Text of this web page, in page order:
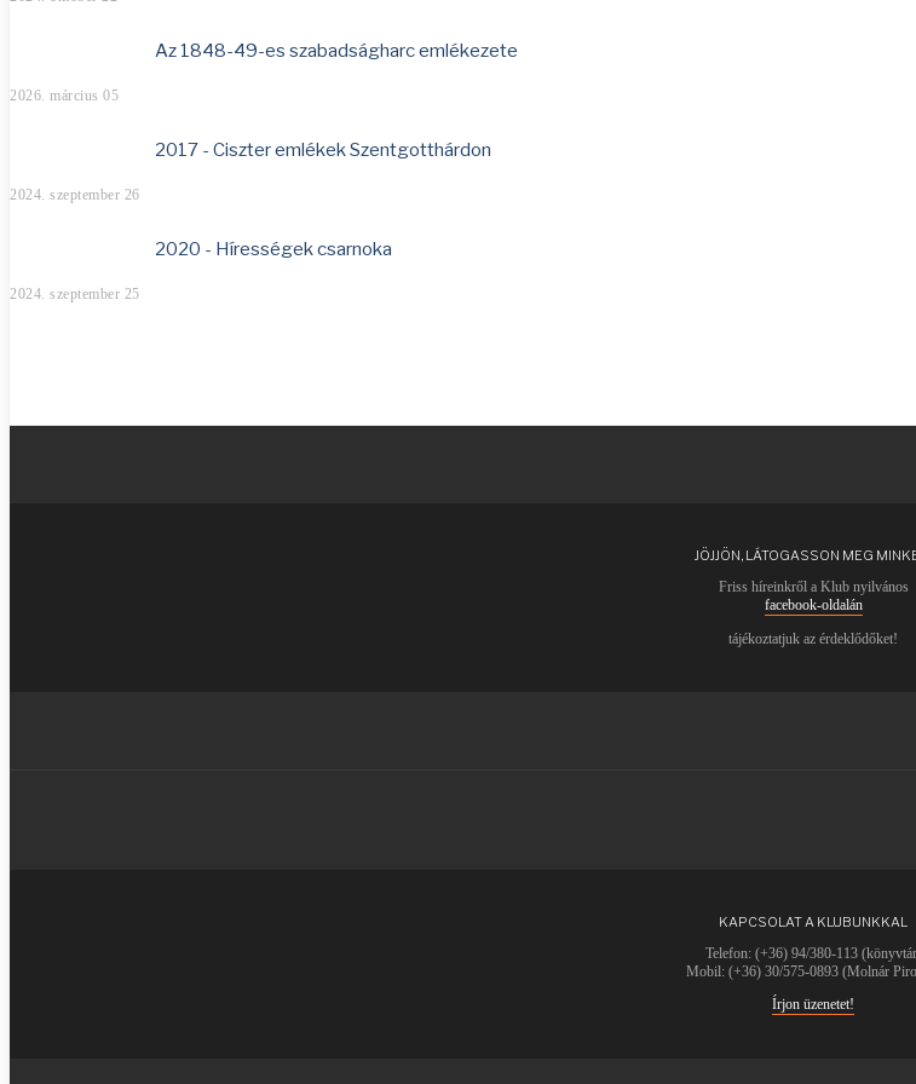
Az 1848-49-es szabadságharc emlékezete
2026. március 05
2017 - Ciszter emlékek Szentgotthárdon
2024. szeptember 26
2020 - Hírességek csarnoka
2024. szeptember 25
JÖJJÖN, LÁTOGASSON MEG
Friss híreinkről a Klub nyilvános
facebook-oldalán
tájékoztatjuk az érdeklődőket!
KAPCSOLAT A KLUBUNKKAL
Telefon: (+36) 94/380-113
Mobil: (+36) 30/575-0893 (Molnár
Írjon üzenetet!